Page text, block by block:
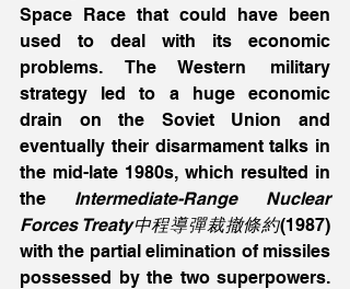
Space Race that could have been
used to deal with its economic
problems. The Western military
strategy led to a huge economic
drain on the Soviet Union and
eventually their disarmament talks in
the mid-late 1980s, which resulted in
the Intermediate-Range Nuclear
Forces Treaty中程導彈裁撤條約(1987)
with the partial elimination of missiles
possessed by the two superpowers.